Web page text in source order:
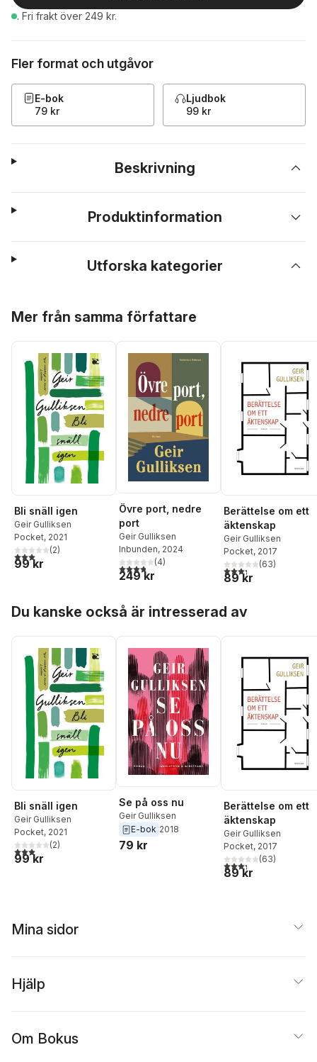
. Fri frakt över 249 kr.
Fler format och utgåvor
E-bok
79 kr
Ljudbok
99 kr
Beskrivning
Produktinformation
Utforska kategorier
Mer från samma författare
Bli snäll igen
Geir Gulliksen
Pocket, 2021
3,0utav 5 stjärnor. Totalt antal röster:
(2)
99 kr
Övre port, nedre
port
Geir Gulliksen
Inbunden, 2024
3,8utav 5 stjärnor. Totalt antal röster:
(4)
249 kr
Berättelse om ett
äktenskap
Geir Gulliksen
Pocket, 2017
3,3utav 5 stjärnor.
(63)
89 kr
Du kanske också är intresserad av
Bli snäll igen
Geir Gulliksen
Pocket, 2021
3,0utav 5 stjärnor. Totalt antal röster:
(2)
99 kr
Se på oss nu
Geir Gulliksen
E-bok 2018
79 kr
Berättelse om ett
äktenskap
Geir Gulliksen
Pocket, 2017
3,3utav 5 stjärnor.
(63)
89 kr
Mina sidor
Hjälp
Om Bokus